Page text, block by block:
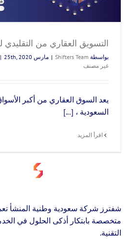
التسويق العقاري من التقليدي
بواسطة Shifters Team
| مارس 25th, 2020 |
غير مصنف
يعد السوق العقاري من أكبر
السعودية ، [...]
شفترز شركة سعودية وطنية المنشأ
متخصصة بابتكار أذكى الحلول في
التقنية.